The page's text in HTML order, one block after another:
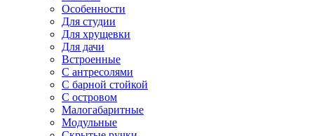
Особенности
Для студии
Для хрущевки
Для дачи
Встроенные
С антресолями
С барной стойкой
С островом
Малогабаритные
Модульные